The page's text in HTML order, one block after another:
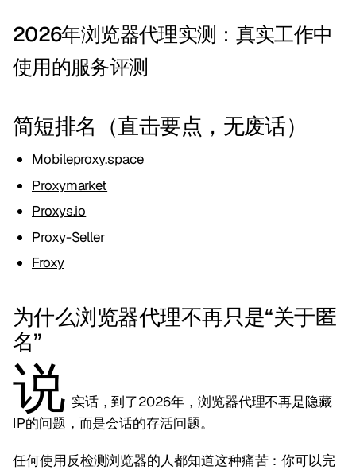
2026年浏览器代理实测：真实工作中
使用的服务评测
简短排名（直击要点，无废话）
Mobileproxy.space
Proxymarket
Proxys.io
Proxy-Seller
Froxy
为什么浏览器代理不再只是“关于匿
名”
说 实话，到了2026年，浏览器代理不再是隐藏
IP的问题，而是会话的存活问题。
任何使用反检测浏览器的人都知道这种痛苦：你可以完